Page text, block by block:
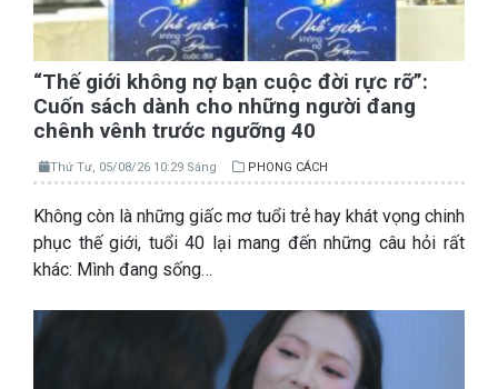
“Thế giới không nợ bạn cuộc đời rực rỡ”:
Cuốn sách dành cho những người đang
chênh vênh trước ngưỡng 40
Thứ Tư, 05/08/26 10:29 Sáng PHONG CÁCH
Không còn là những giấc mơ tuổi trẻ hay khát vọng chinh
phục thế giới, tuổi 40 lại mang đến những câu hỏi rất
khác: Mình đang sống…